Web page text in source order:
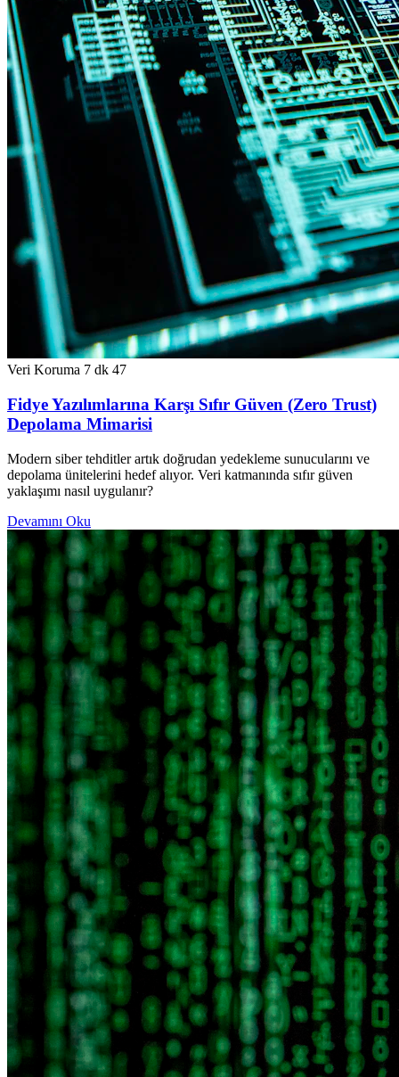
Veri Koruma 7 dk 47
Fidye Yazılımlarına Karşı Sıfır Güven (Zero Trust)
Depolama Mimarisi
Modern siber tehditler artık doğrudan yedekleme sunucularını ve
depolama ünitelerini hedef alıyor. Veri katmanında sıfır güven
yaklaşımı nasıl uygulanır?
Devamını Oku